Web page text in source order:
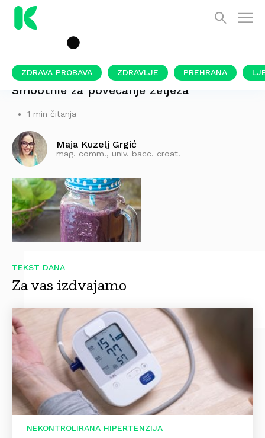
ZDRAVA PROBAVA ZDRAVLJE PREHRANA
Smoothie za povećanje željeza
1 min čitanja
Maja Kuzelj Grgić
mag. comm., univ. bacc. croat.
TEKST DANA
Za vas izdvajamo
NEKONTROLIRANA HIPERTENZIJA